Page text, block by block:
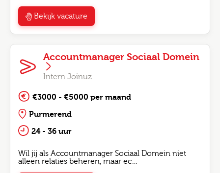
Bekijk vacature
Accountmanager Sociaal Domein
Intern Joinuz
€3000 - €5000 per maand
Purmerend
24 - 36 uur
Wil jij als Accountmanager Sociaal Domein niet
alleen relaties beheren, maar ec…